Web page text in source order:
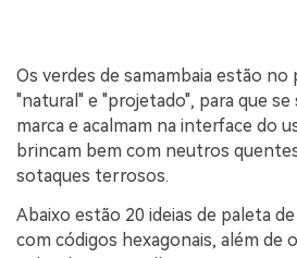
Os verdes de samambaia estão
"natural" e "projetado", para que
marca e acalmam na interface do
brincam bem com neutros
sotaques terrosos.
Abaixo estão 20 ideias de paleta
com códigos hexagonais, além de